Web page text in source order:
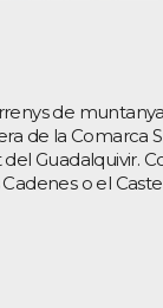
de
de la Comarca
del
o el